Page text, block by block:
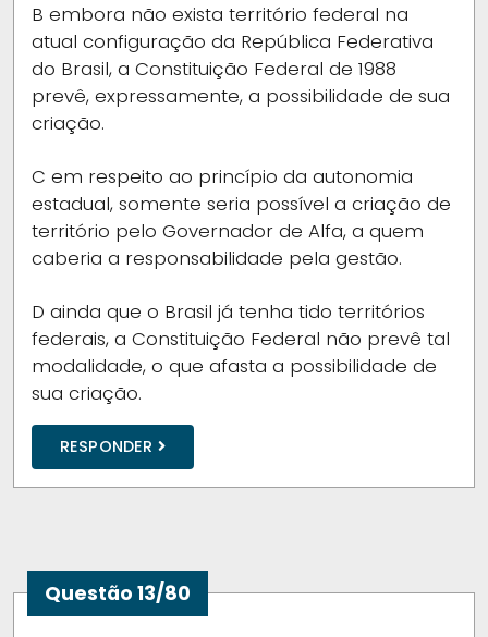
B embora não exista território federal na
atual configuração da República Federativa
do Brasil, a Constituição Federal de 1988
prevê, expressamente, a possibilidade de sua
criação.
C em respeito ao princípio da autonomia
estadual, somente seria possível a criação de
território pelo Governador de Alfa, a quem
caberia a responsabilidade pela gestão.
D ainda que o Brasil já tenha tido territórios
federais, a Constituição Federal não prevê tal
modalidade, o que afasta a possibilidade de
sua criação.
RESPONDER
Questão 13/80